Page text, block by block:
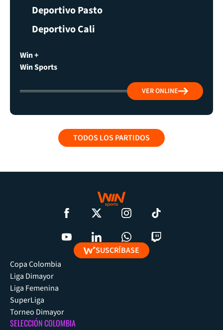
Deportivo Pasto
Deportivo Cali
Win +
Win Sports
VER ONLINE
TODOS LOS PARTIDOS
SUSCRÍBASE
Copa Colombia
Liga Dimayor
Liga Femenina
SuperLiga
Torneo Dimayor
SELECCIÓN COLOMBIA